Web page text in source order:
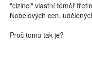
"cizinci" vlastní téměř
Nobelových cen,
Proč tomu tak je?